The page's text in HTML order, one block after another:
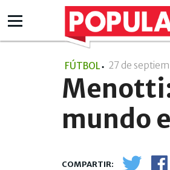
FÚTBOL 27 de
mundo